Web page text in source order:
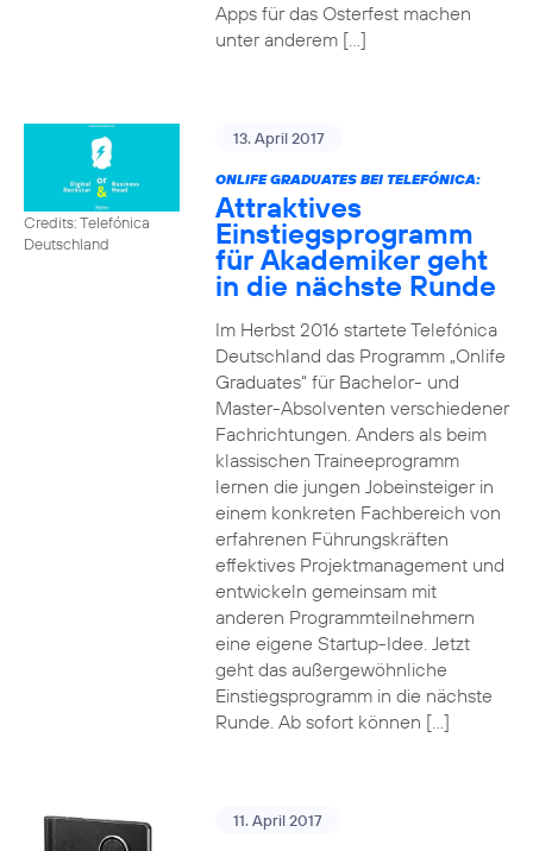
Apps für das Osterfest machen
unter anderem […]
Credits: Telefónica
Deutschland
13. April 2017
ONLIFE GRADUATES BEI TELEFÓNICA:
Attraktives
Einstiegsprogramm
für Akademiker geht
in die nächste Runde
Im Herbst 2016 startete Telefónica
Deutschland das Programm „Onlife
Graduates“ für Bachelor- und
Master-Absolventen verschiedener
Fachrichtungen. Anders als beim
klassischen Traineeprogramm
lernen die jungen Jobeinsteiger in
einem konkreten Fachbereich von
erfahrenen Führungskräften
effektives Projektmanagement und
entwickeln gemeinsam mit
anderen Programmteilnehmern
eine eigene Startup-Idee. Jetzt
geht das außergewöhnliche
Einstiegsprogramm in die nächste
Runde. Ab sofort können […]
11. April 2017